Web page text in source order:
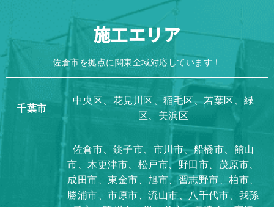
施工エリア
佐倉市を拠点に関東全域対応しています！
千葉市
中央区、花見川区、稲毛区、若葉区、緑
区、美浜区
佐倉市、銚子市、市川市、船橋市、館山
市、木更津市、松戸市、野田市、茂原市、
成田市、東金市、旭市、習志野市、柏市、
勝浦市、市原市、流山市、八千代市、我孫